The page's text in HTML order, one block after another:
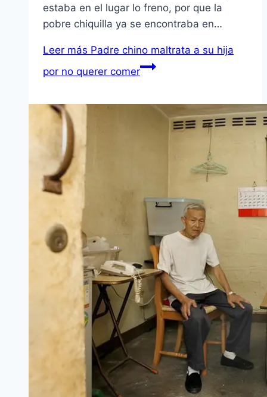
estaba en el lugar lo freno, por que la
pobre chiquilla ya se encontraba en…
Leer más Padre chino maltrata a su hija
por no querer comer